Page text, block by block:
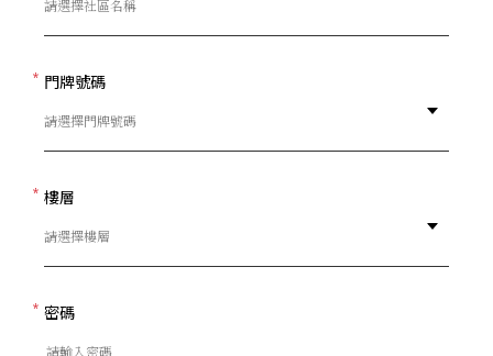
門牌號碼
樓層
密碼